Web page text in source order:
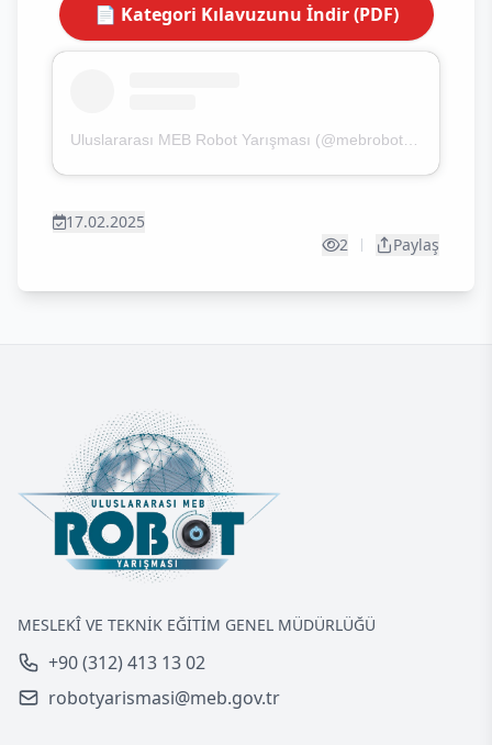
📄 Kategori Kılavuzunu İndir (PDF)
17.02.2025
2
Paylaş
MESLEKÎ VE TEKNİK EĞİTİM GENEL MÜDÜRLÜĞÜ
+90 (312) 413 13 02
robotyarismasi@meb.gov.tr